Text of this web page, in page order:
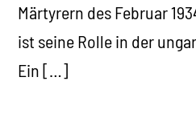
Märtyrern des Februar
ist seine Rolle in der
Ein […]